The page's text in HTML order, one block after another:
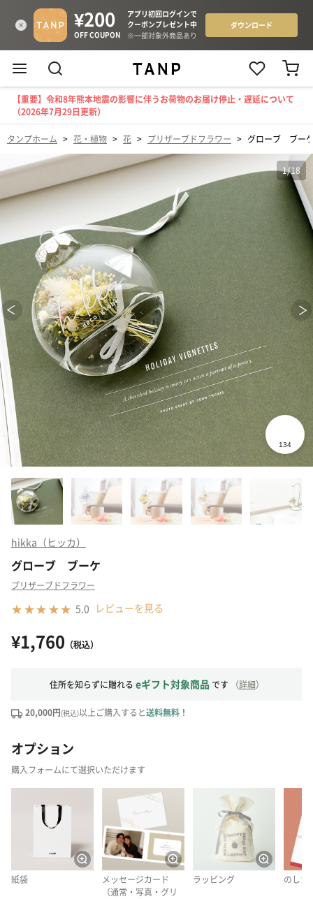
【重要】令和8年熊本地震の影響に伴うお荷物のお届け停止・遅延について
（2026年7月29日更新）
タンプホーム > 花・植物 > 花 > プリザーブドフラワー > グローブ ブー
1/18
hikka（ヒッカ）
グローブ ブーケ
プリザーブドフラワー
5.0 レビューを見る
¥1,760 （税込）
住所を知らずに贈れる eギフト対象商品 です （詳細）
20,000円(税込)以上ご購入すると送料無料！
オプション
購入フォームにて選択いただけます
紙袋
メッセージカード
（通常・写真・グリ
ラッピング のしカ